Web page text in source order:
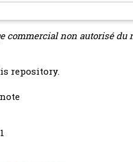
commercial non autorisé du
repository.